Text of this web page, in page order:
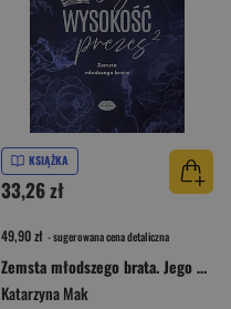
KSIĄŻKA
33,26 zł
49,90 zł - sugerowana cena detaliczna
Zemsta młodszego brata. Jego wysokość prezes. Tom 2
Katarzyna Mak